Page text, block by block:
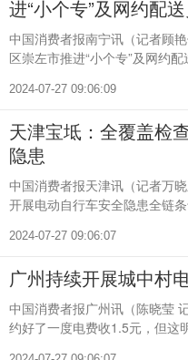
进“小个专”及网约配
中国消费者报南宁讯（记者顾
区崇左市推进“小个专”及网约
2024-07-27 09:06:09
天津宝坻：全覆盖检
隐患
中国消费者报天津讯（记者万
开展电动自行车安全隐患全链
2024-07-27 09:06:07
广州持续开展城中村
中国消费者报广州讯（陈晓莹
约好了一度电费收1.5元，但这